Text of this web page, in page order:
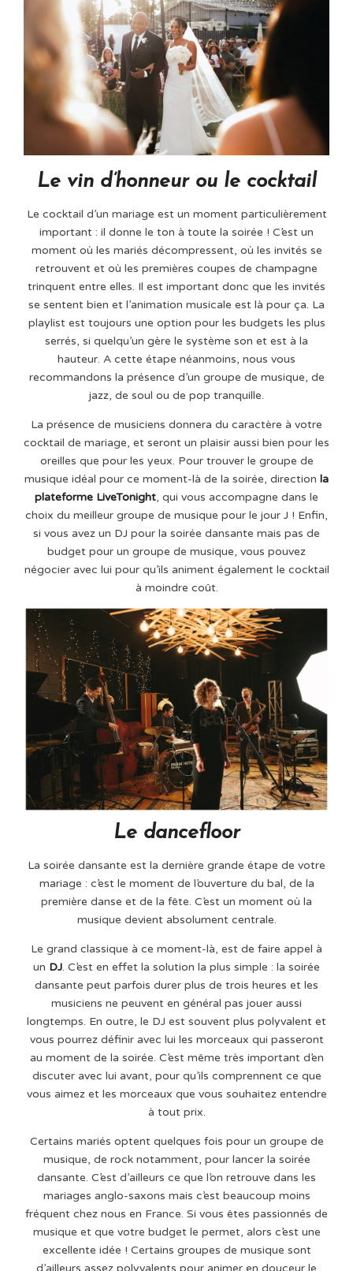
Le vin d’honneur ou le cocktail
Le cocktail d’un mariage est un moment particulièrement
important : il donne le ton à toute la soirée ! C’est un
moment où les mariés décompressent, où les invités se
retrouvent et où les premières coupes de champagne
trinquent entre elles. Il est important donc que les invités
se sentent bien et l’animation musicale est là pour ça. La
playlist est toujours une option pour les budgets les plus
serrés, si quelqu’un gère le système son et est à la
hauteur. A cette étape néanmoins, nous vous
recommandons la présence d’un groupe de musique, de
jazz, de soul ou de pop tranquille.
La présence de musiciens donnera du caractère à votre
cocktail de mariage, et seront un plaisir aussi bien pour les
oreilles que pour les yeux. Pour trouver le groupe de
musique idéal pour ce moment-là de la soirée, direction la
plateforme LiveTonight, qui vous accompagne dans le
choix du meilleur groupe de musique pour le jour J ! Enfin,
si vous avez un DJ pour la soirée dansante mais pas de
budget pour un groupe de musique, vous pouvez
négocier avec lui pour qu’ils animent également le cocktail
à moindre coût.
Le dancefloor
La soirée dansante est la dernière grande étape de votre
mariage : c’est le moment de l’ouverture du bal, de la
première danse et de la fête. C’est un moment où la
musique devient absolument centrale.
Le grand classique à ce moment-là, est de faire appel à
un DJ. C’est en effet la solution la plus simple : la soirée
dansante peut parfois durer plus de trois heures et les
musiciens ne peuvent en général pas jouer aussi
longtemps. En outre, le DJ est souvent plus polyvalent et
vous pourrez définir avec lui les morceaux qui passeront
au moment de la soirée. C’est même très important d’en
discuter avec lui avant, pour qu’ils comprennent ce que
vous aimez et les morceaux que vous souhaitez entendre
à tout prix.
Certains mariés optent quelques fois pour un groupe de
musique, de rock notamment, pour lancer la soirée
dansante. C’est d’ailleurs ce que l’on retrouve dans les
mariages anglo-saxons mais c’est beaucoup moins
fréquent chez nous en France. Si vous êtes passionnés de
musique et que votre budget le permet, alors c’est une
excellente idée ! Certains groupes de musique sont
d’ailleurs assez polyvalents pour animer en douceur le